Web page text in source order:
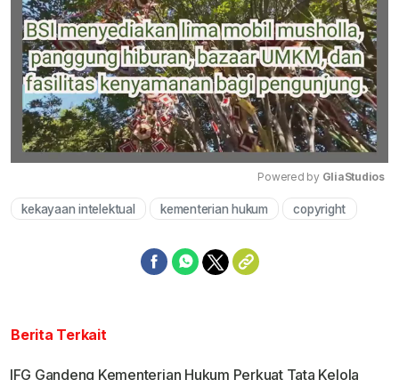
Mute
Powered by GliaStudios
kekayaan intelektual kementerian hukum copyright
Berita Terkait
IFG Gandeng Kementerian Hukum Perkuat Tata Kelola